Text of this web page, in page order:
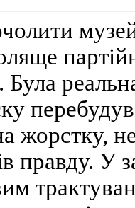
Була
жорстку,
правду. У